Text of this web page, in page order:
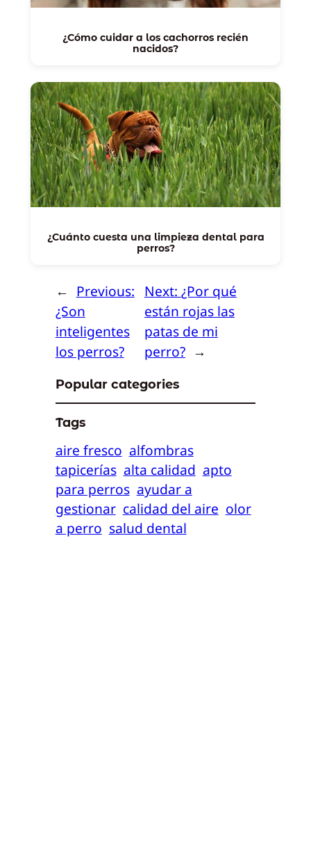
¿Cómo cuidar a los cachorros recién
nacidos?
¿Cuánto cuesta una limpieza dental para
perros?
← Previous:
¿Son
inteligentes
los perros?
Next: ¿Por qué
están rojas las
patas de mi
perro? →
Popular categories
Tags
aire fresco alfombras
tapicerías alta calidad apto
para perros ayudar a
gestionar calidad del aire olor
a perro salud dental